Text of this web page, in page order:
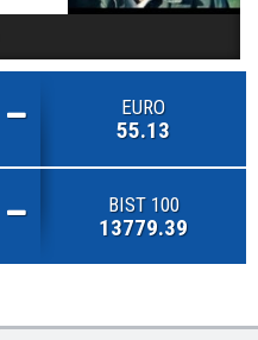
EURO
55.13
BIST 100
13779.39